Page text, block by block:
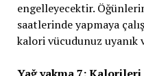
engelleyecektir.
saatlerinde yapmaya
kalori vücudunuz uyanık